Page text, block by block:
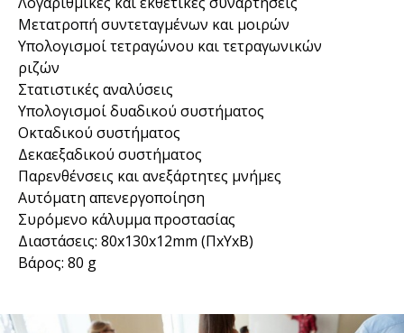
Μετατροπή συντεταγμένων και μοιρών
Υπολογισμοί τετραγώνου και τετραγωνικών
ριζών
Στατιστικές αναλύσεις
Υπολογισμοί δυαδικού συστήματος
Οκταδικού συστήματος
Δεκαεξαδικού συστήματος
Παρενθένσεις και ανεξάρτητες μνήμες
Αυτόματη απενεργοποίηση
Συρόμενο κάλυμμα προστασίας
Διαστάσεις: 80x130x12mm (ΠxΥxΒ)
Βάρος: 80 g